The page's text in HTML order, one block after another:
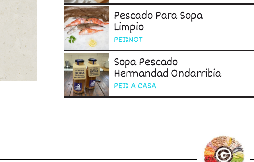
Pescado Para Sopa
Limpio
PEIXNOT
Sopa Pescado
Hermandad Ondarribia
PEIX A CASA